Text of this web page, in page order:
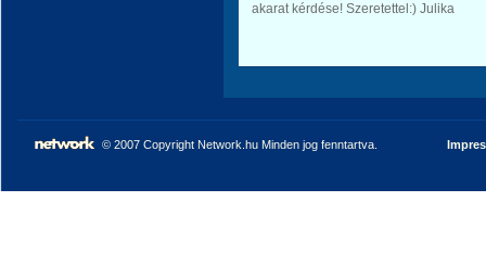
akarat kérdése! Szeretettel:) Julika
© 2007 Copyright Network.hu Minden jog fenntartva.